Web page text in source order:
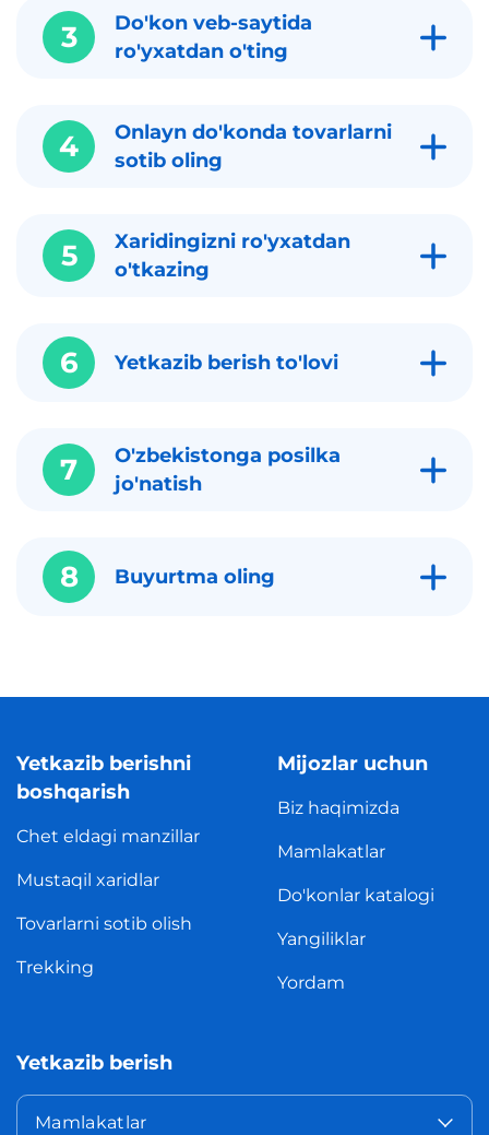
3
Do'kon veb-saytida
ro'yxatdan o'ting
4
Onlayn do'konda tovarlarni
sotib oling
5
Xaridingizni ro'yxatdan
o'tkazing
6 Yetkazib berish to'lovi
7
O'zbekistonga posilka
jo'natish
8 Buyurtma oling
Yetkazib berishni
boshqarish
Chet eldagi manzillar
Mustaqil xaridlar
Tovarlarni sotib olish
Trekking
Mijozlar uchun
Biz haqimizda
Mamlakatlar
Do'konlar katalogi
Yangiliklar
Yordam
Yetkazib berish
Mamlakatlar